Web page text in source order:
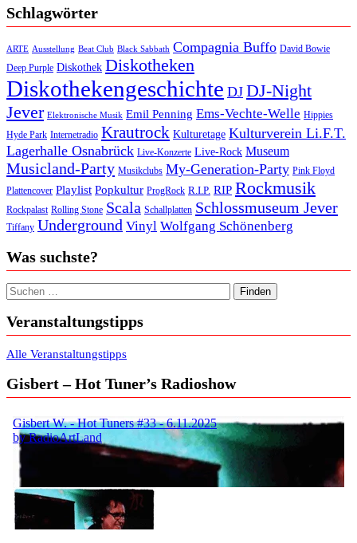
Schlagwörter
ARTE Ausstellung Beat Club Black Sabbath Compagnia Buffo David Bowie
Deep Purple Diskothek Diskotheken
Diskothekengeschichte DJ DJ-Night
Jever Elektronische Musik Emil Penning Ems-Vechte-Welle Hippies
Hyde Park Internetradio Krautrock Kulturetage Kulturverein Li.F.T.
Lagerhalle Osnabrück Live-Konzerte Live-Rock Museum
Musicland-Party Musikclubs My-Generation-Party Pink Floyd
Plattencover Playlist Popkultur ProgRock R.I.P. RIP Rockmusik
Rockpalast Rolling Stone Scala Schallplatten Schlossmuseum Jever
Tiffany Underground Vinyl Wolfgang Schönenberg
Was suchste?
Suchen nach:
Veranstaltungstipps
Alle Veranstaltungstipps
Gisbert – Hot Tuner’s Radioshow